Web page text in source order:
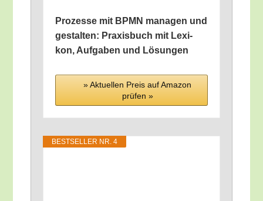
Pro­zes­se mit BPMN mana­gen und
gestal­ten: Pra­xis­buch mit Lexi­
kon, Auf­ga­ben und Lösungen
» Aktu­el­len Preis auf Ama­zon
prü­fen »
BEST­SEL­LER NR. 4